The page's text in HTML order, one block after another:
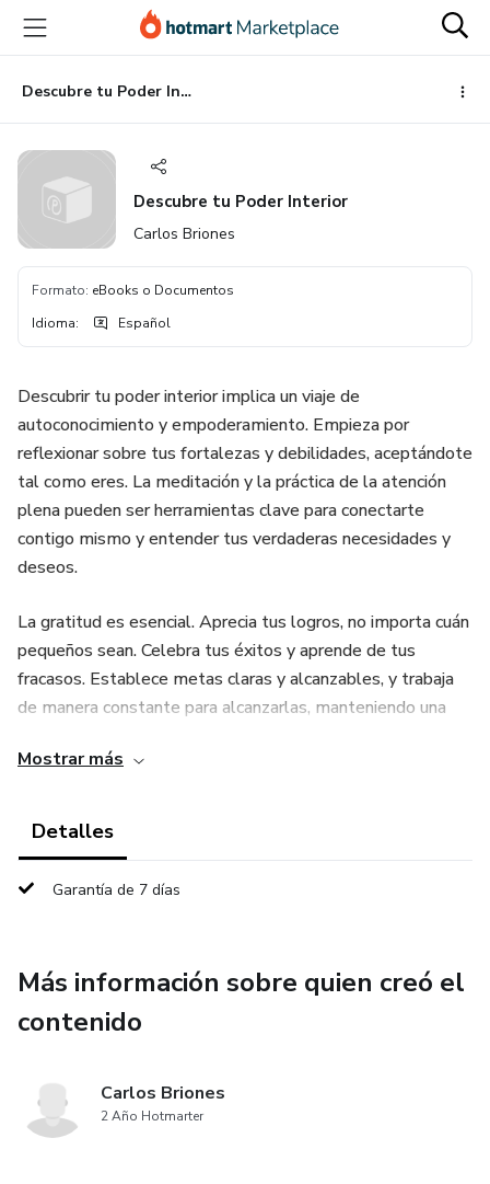
principal
página
de
página
Descubre tu Poder Interior
Descubre tu Poder Interior
Carlos Briones
Formato: eBooks o Documentos
Idioma: Español
Descubrir tu poder interior implica un viaje de
autoconocimiento y empoderamiento. Empieza por
reflexionar sobre tus fortalezas y debilidades, aceptándote
tal como eres. La meditación y la práctica de la atención
plena pueden ser herramientas clave para conectarte
contigo mismo y entender tus verdaderas necesidades y
deseos.
La gratitud es esencial. Aprecia tus logros, no importa cuán
pequeños sean. Celebra tus éxitos y aprende de tus
fracasos. Establece metas claras y alcanzables, y trabaja
de manera constante para alcanzarlas, manteniendo una
Mostrar más
Detalles
Garantía de 7 días
Más información sobre quien creó el
contenido
Carlos Briones
2 Año Hotmarter